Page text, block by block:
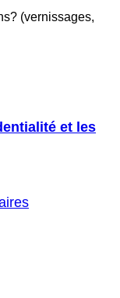
(vernissages,
et les